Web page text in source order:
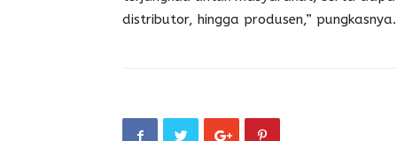
distributor, hingga produsen,”